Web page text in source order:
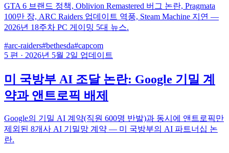
GTA 6 브랜드 정책, Oblivion Remastered 버그 논란, Pragmata
100만 장, ARC Raiders 업데이트 역풍, Steam Machine 지연 —
2026년 18주차 PC 게이밍 5대 뉴스.
#arc-raiders#bethesda#capcom
5 편 · 2026년 5월 2일 업데이트
미 국방부 AI 조달 논란: Google 기밀 계
약과 앤트로픽 배제
Google의 기밀 AI 계약(직원 600명 반발)과 동시에 앤트로픽만
제외된 8개사 AI 기밀망 계약 — 미 국방부의 AI 파트너십 논
란.